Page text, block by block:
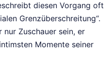
diesen Vorgang oft
Grenzüberschreitung“.
Zuschauer sein, er
Momente seiner